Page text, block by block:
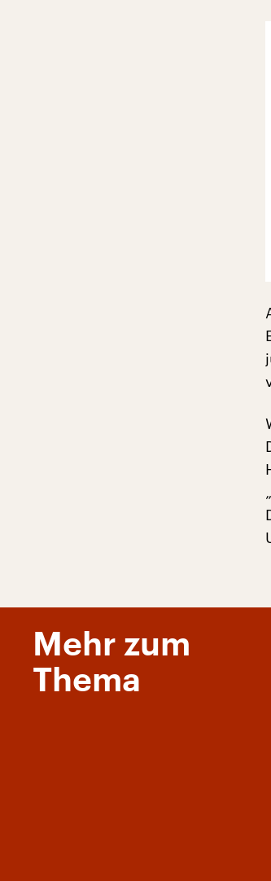
Mehr zum
Thema